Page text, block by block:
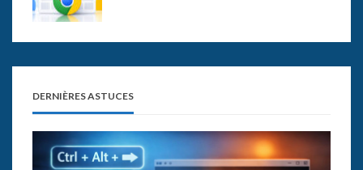
DERNIÈRES ASTUCES